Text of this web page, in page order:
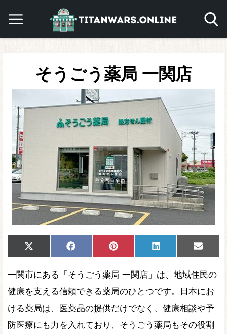
そうごう薬局 一関店
Share
on
X
(Twitter)
Share
on
Facebook Share
on
Pinterest Share
on
LinkedIn
Share
on
Email
一関市にある「そうごう薬局 一関店」は、地域住民の
健康を支える信頼できる薬局のひとつです。日本にお
ける薬局は、医薬品の提供だけでなく、健康相談や予
防医療にも力を入れており、そうごう薬局もその役割